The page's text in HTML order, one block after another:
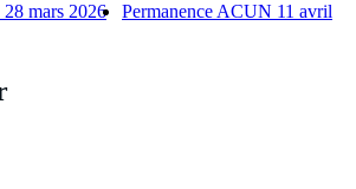
mars 2026 Permanence ACUN 11 avril